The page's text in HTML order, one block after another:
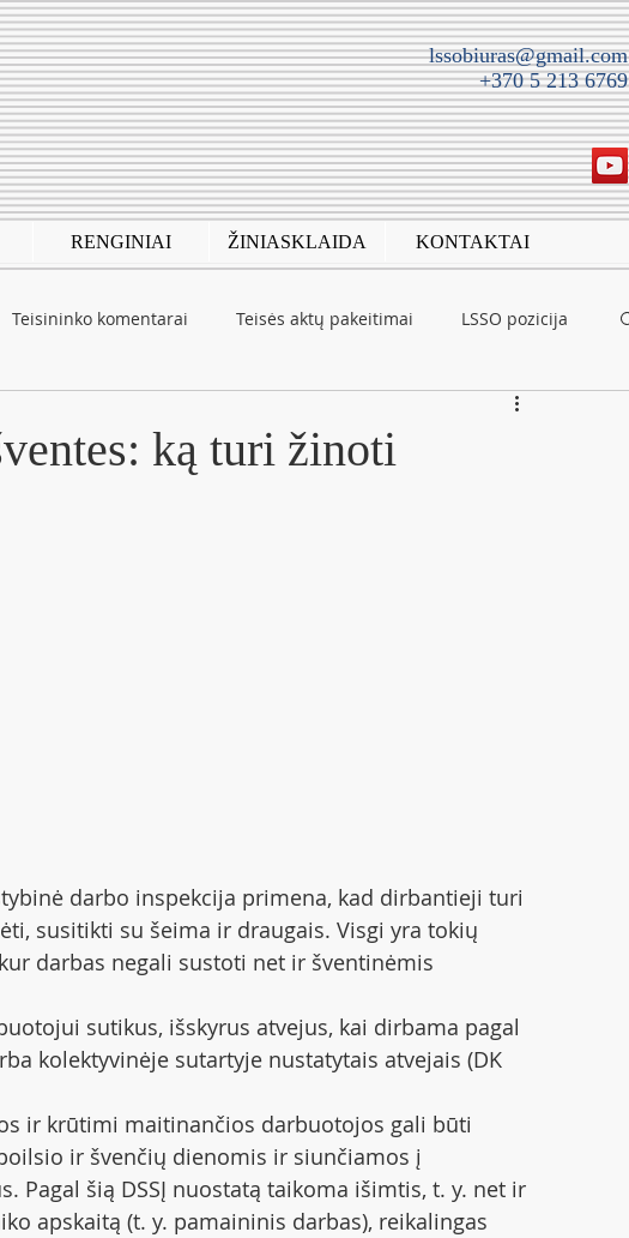
lssobiuras@gmail.com
+370 5 213 6769
RENGINIAI ŽINIASKLAIDA KONTAKTAI
Teisininko komentarai Teisės aktų pakeitimai LSSO pozicija
ką turi žinoti
darbo inspekcija primena, kad dirbantieji turi
susitikti su šeima ir draugais. Visgi yra tokių
darbas negali sustoti net ir šventinėmis
sutikus, išskyrus atvejus, kai dirbama pagal
kolektyvinėje sutartyje nustatytais atvejais (DK
ir krūtimi maitinančios darbuotojos gali būti
ir švenčių dienomis ir siunčiamos į
Pagal šią DSSĮ nuostatą taikoma išimtis, t. y. net ir
apskaitą (t. y. pamaininis darbas), reikalingas